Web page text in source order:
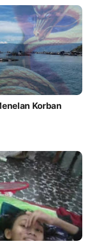
Korban